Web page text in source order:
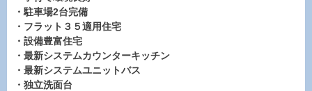
・駐車場2台完備
・フラット３５適用住宅
・設備豊富住宅
・最新システムカウンターキッチン
・最新システムユニットバス
・独立洗面台